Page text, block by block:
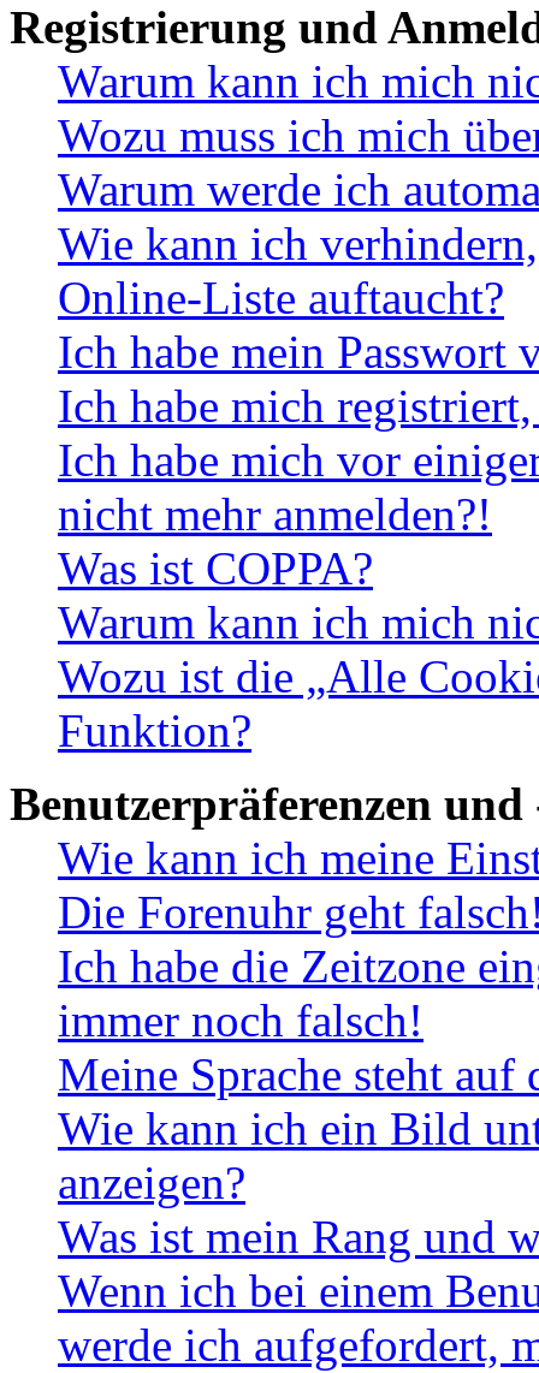
Registrierung und
Warum kann ich mich
Wozu muss ich mich
Warum werde ich
Wie kann ich
Online-Liste auftaucht?
Ich habe mein Passwort
Ich habe mich
Ich habe mich vor
nicht mehr anmelden?!
Was ist COPPA?
Warum kann ich mich
Wozu ist die „Alle
Funktion?
Benutzerpräferenzen und
Wie kann ich meine
Die Forenuhr geht
Ich habe die Zeitzone
immer noch falsch!
Meine Sprache steht
Wie kann ich ein Bild
anzeigen?
Was ist mein Rang und
Wenn ich bei einem
werde ich aufgefordert,